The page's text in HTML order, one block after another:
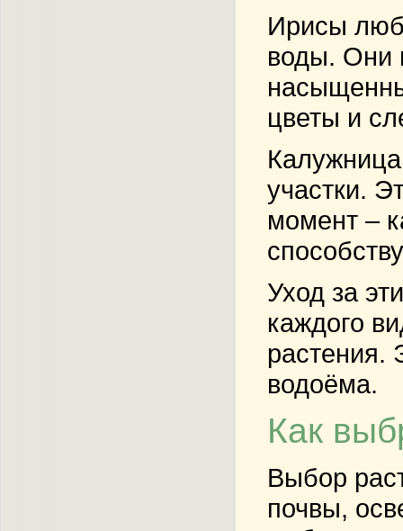
Ирисы
воды. Они
цветы и
участки.
момент –
Уход за
каждого
растения.
водоёма.
Как
Выбор
почвы,